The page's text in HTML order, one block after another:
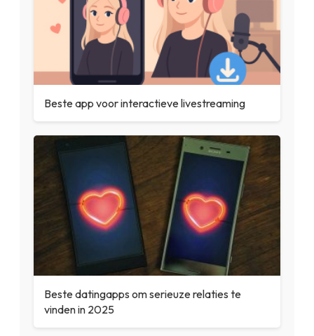
Beste app voor interactieve livestreaming
Beste datingapps om serieuze relaties te
vinden in 2025